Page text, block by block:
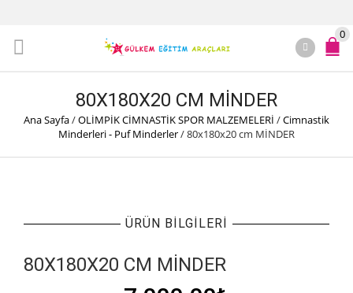
0
80X180X20 CM MİNDER
Ana Sayfa/OLİMPİK CİMNASTİK SPOR MALZEMELERİ /Cimnastik
Minderleri - Puf Minderler/80x180x20 cm MİNDER
ÜRÜN BILGILERI
80X180X20 CM MİNDER